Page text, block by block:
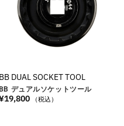
BB DUAL SOCKET TOOL
デュアルソケットツール
19,800 （税込）